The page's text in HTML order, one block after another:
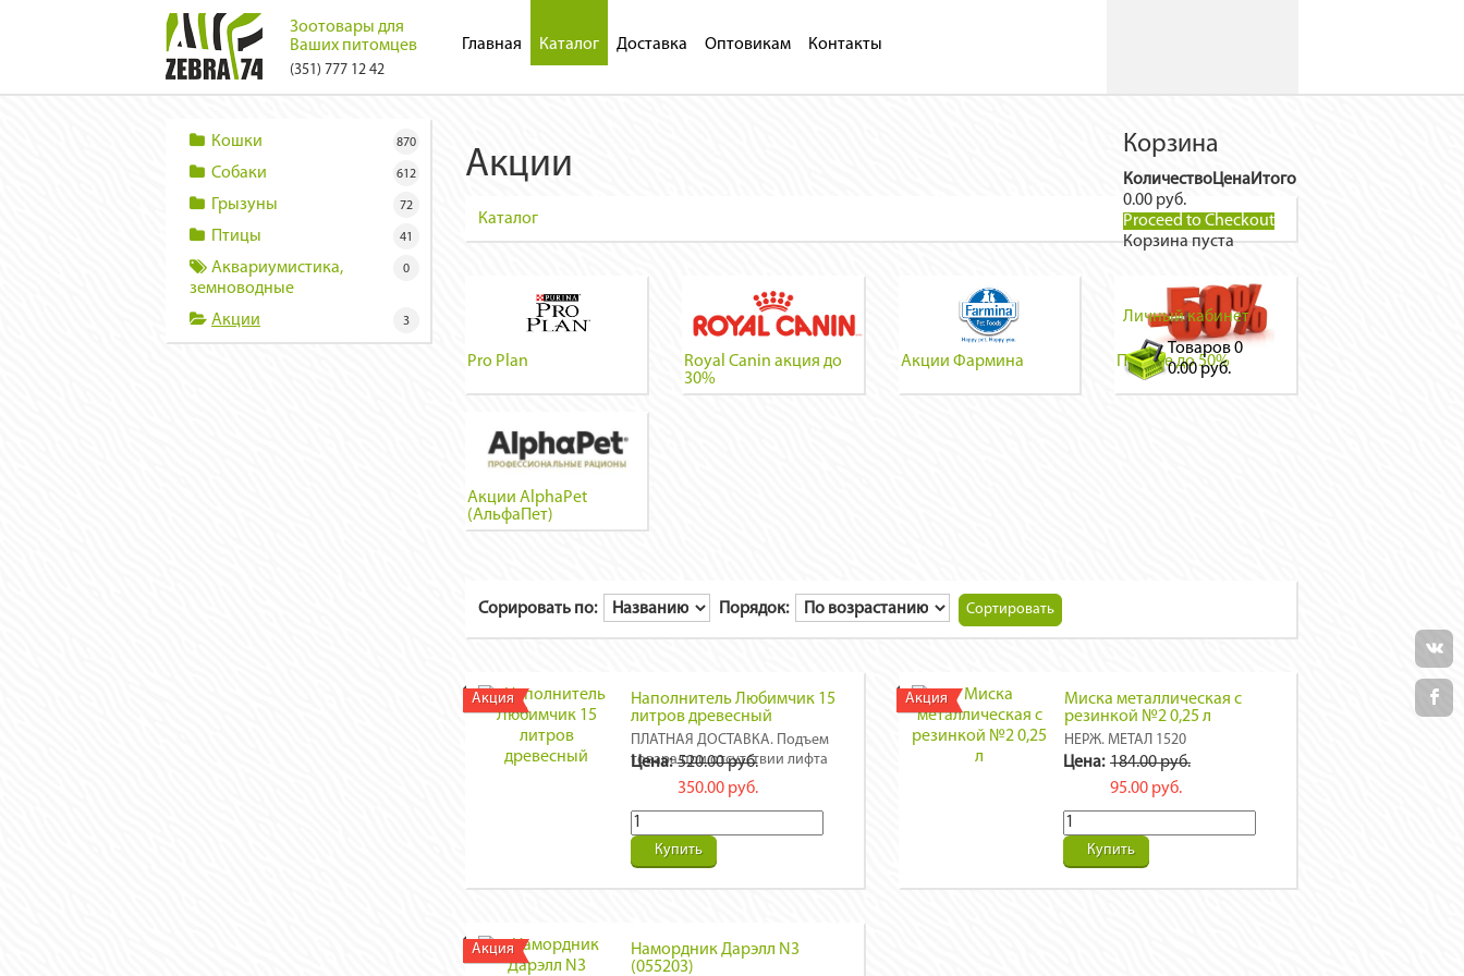
Зоотовары для
Ваших питомцев
(351) 777 12 42
Главная Каталог Доставка Оптовикам Контакты
Корзина
КоличествоЦенаИтого
0.00 руб.
Proceed to Checkout
Корзина пуста
Личный кабинет
Товаров0
0.00 руб.
Кошки 870
Собаки 612
Грызуны 72
Птицы 41
Аквариумистика,
земноводные
0
Акции 3
Акции
Каталог
Pro Plan
Royal Canin акция до
30%
Акции Фармина Прочее до 50%
Акции AlphaPet
(АльфаПет)
Сорировать по: Порядок:
Наполнитель Любимчик 15
литров древесный
ПЛАТНАЯ ДОСТАВКА. Подъем
товара при отсутствии лифта
свыше 4-х пакетов.
Цена: 520.00 руб.
350.00 руб.
Купить
Акция
Миска металлическая с
резинкой №2 0,25 л
НЕРЖ. МЕТАЛ 1520
Цена: 184.00 руб.
95.00 руб.
Купить
Акция
Намордник Дарэлл N3
(055203)
Акция